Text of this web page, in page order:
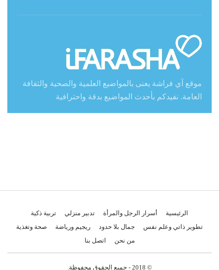
موقع آي فراشة يعنى بالمواضيع العلمية والصحية والثقافة
العامة. نفيدكم بأحدث المواضيع بدقة واحترافية
الرئيسية أسرار الرجل والمرأة تدبير منزلي
تربية ذكية
تطوير ذاتي وعلم نفس
جمال بلا حدود ريجيم ورياضة
صحة وتغذية
من نحن
اتصل بنا
© 2018 - جميع الحقوق محفوظة.